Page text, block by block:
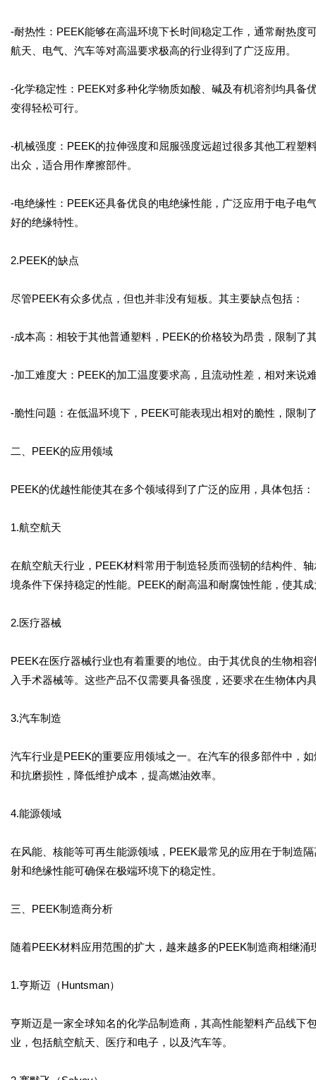
-耐热性：PEEK能够在高温环境下长时间稳定工作，通常耐热度
航天、电气、汽车等对高温要求极高的行业得到了广泛应用。
-化学稳定性：PEEK对多种化学物质如酸、碱及有机溶剂均具备
变得轻松可行。
-机械强度：PEEK的拉伸强度和屈服强度远超过很多其他工程塑
出众，适合用作摩擦部件。
-电绝缘性：PEEK还具备优良的电绝缘性能，广泛应用于电子电
好的绝缘特性。
2.PEEK的缺点
尽管PEEK有众多优点，但也并非没有短板。其主要缺点包括：
-成本高：相较于其他普通塑料，PEEK的价格较为昂贵，限制了
-加工难度大：PEEK的加工温度要求高，且流动性差，相对来说
-脆性问题：在低温环境下，PEEK可能表现出相对的脆性，限制
二、PEEK的应用领域
PEEK的优越性能使其在多个领域得到了广泛的应用，具体包括：
1.航空航天
在航空航天行业，PEEK材料常用于制造轻质而强韧的结构件、
境条件下保持稳定的性能。PEEK的耐高温和耐腐蚀性能，使其
2.医疗器械
PEEK在医疗器械行业也有着重要的地位。由于其优良的生物相
入手术器械等。这些产品不仅需要具备强度，还要求在生物体内
3.汽车制造
汽车行业是PEEK的重要应用领域之一。在汽车的很多部件中，
和抗磨损性，降低维护成本，提高燃油效率。
4.能源领域
在风能、核能等可再生能源领域，PEEK最常见的应用在于制造
射和绝缘性能可确保在极端环境下的稳定性。
三、PEEK制造商分析
随着PEEK材料应用范围的扩大，越来越多的PEEK制造商相继
1.亨斯迈（Huntsman）
亨斯迈是一家全球知名的化学品制造商，其高性能塑料产品线下
业，包括航空航天、医疗和电子，以及汽车等。